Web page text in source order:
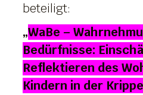
beteiligt:
„WaBe –
Bedürfnisse:
Reflektieren des
Kindern in der